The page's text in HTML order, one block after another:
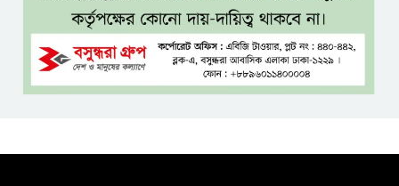
স্মারকলিপি
জনগণের ভাগ্য নিয়ে কাউকে
ছিনিমিনি খেলতে দেওয়া হবে না:
শ্রীমঙ্গলে বর্ণাঢ্য আয়োজনে